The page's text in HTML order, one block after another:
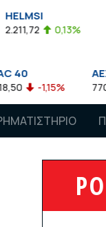
0,13% 37,72
770,52 -